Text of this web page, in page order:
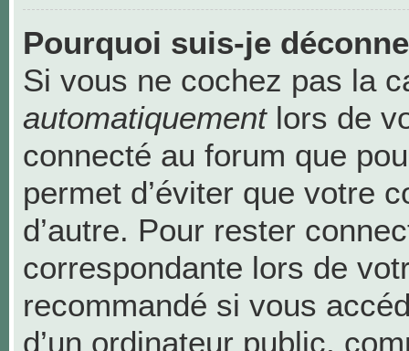
Pourquoi suis-je
Si vous ne cochez pas la
automatiquementlors de
connecté au forum que
permet d’éviter que votre
d’autre. Pour rester
correspondante lors de
recommandé si vous
d’un ordinateur public,